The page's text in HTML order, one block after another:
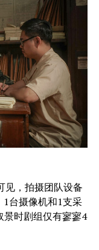
见，拍摄团队设备
台摄像机和1支采
景时剧组仅有寥寥4